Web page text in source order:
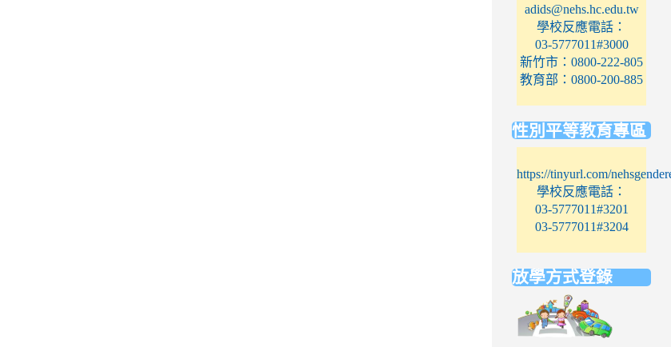
adids@nehs.hc.edu.tw
學校反應電話：
03-5777011#3000
新竹市：0800-222-805
教育部：0800-200-885
性別平等教育專區
https://tinyurl.com/
學校反應電話：
03-5777011#3201
03-5777011#3204
放學方式登錄
https://